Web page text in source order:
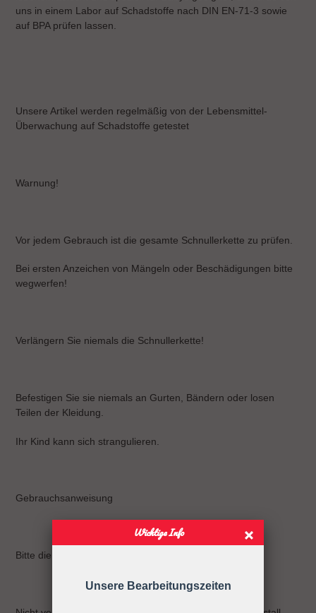
uns in einem Labor auf Schadstoffe nach DIN EN-71-3 sowie
auf BPA prüfen lassen.
Unsere Artikel werden regelmäßig von der Lebensmittel-
Überwachung auf Schadstoffe getestet
Warnung!
Vor jedem Gebrauch ist die gesamte Schnullerkette zu prüfen.
Bei ersten Anzeichen von Mängeln oder Beschädigungen bitte
wegwerfen!
Verlängern Sie niemals die Schnullerkette!
Befestigen Sie sie niemals an Gurten, Bändern oder losen
Teilen der Kleidung.
Ihr Kind kann sich strangulieren.
Gebrauchsanweisung
Bitte die Schnullerkette nur an der Kleidung befestigen!
Wichtige Info
Unsere Bearbeitungszeiten